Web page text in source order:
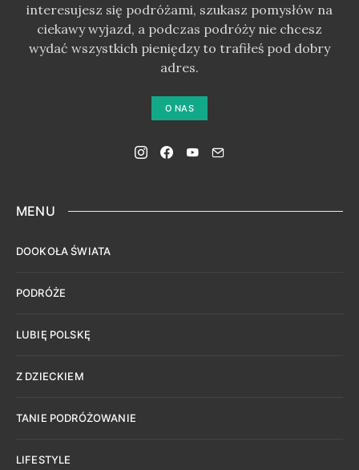
interesujesz się podróżami, szukasz pomysłów na
ciekawy wyjazd, a podczas podróży nie chcesz
wydać wszystkich pieniędzy to trafiłeś pod dobry
adres.
O NAS
MENU
DOOKOŁA ŚWIATA
PODRÓŻE
LUBIĘ POLSKĘ
Z DZIECKIEM
TANIE PODRÓŻOWANIE
LIFESTYLE